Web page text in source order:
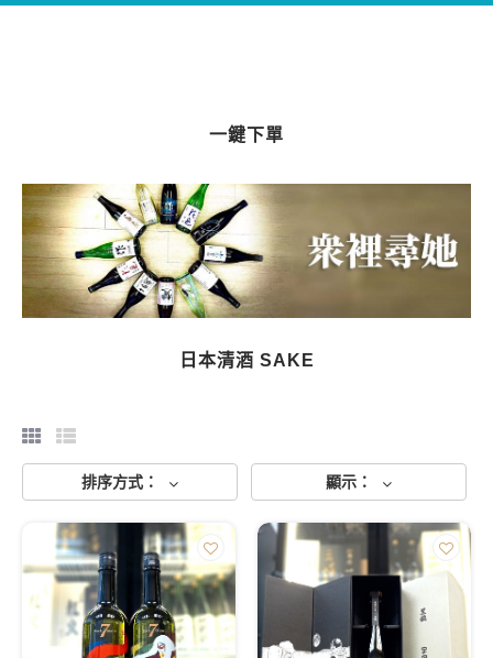
酒級
稻米品種
灣聚篩選
外盒包裝
一鍵下單
日本清酒 SAKE
排序方式： 顯示：